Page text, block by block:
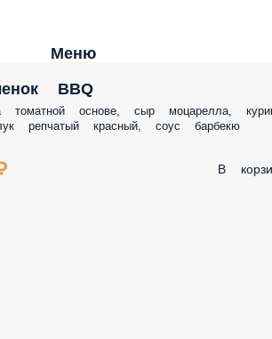
Меню
BBQ
томатной основе, сыр моцарелла,
репчатый красный, соус барбекю
В